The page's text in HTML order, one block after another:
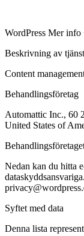
WordPress Mer info
Beskrivning av
Content
Behandlingsföretag
Automattic Inc., 60
United States of
Nedan kan du hitta
dataskyddsansvariga.
Syftet med data
Denna lista